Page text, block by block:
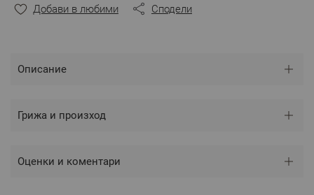
Добави в любими Сподели
Описание
Грижа и произход
Оценки и коментари